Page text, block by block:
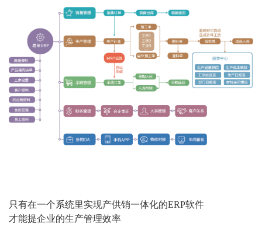
只有在一个系统里实现产供销一体化的ERP软件
才能提企业的生产管理效率